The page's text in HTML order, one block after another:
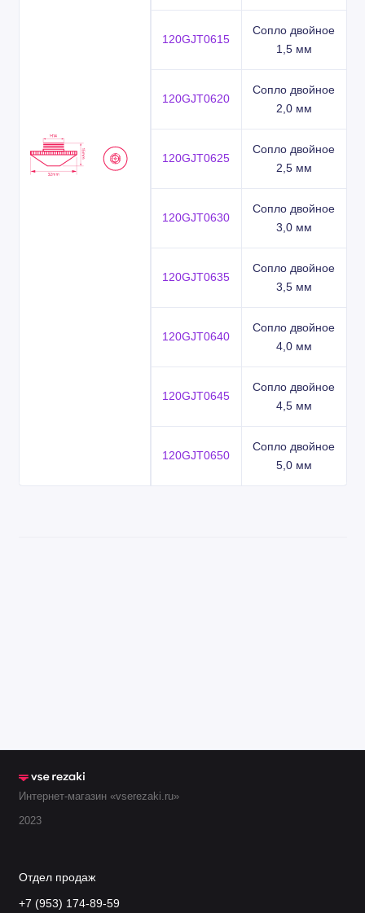
120GJT0615
Сопло двойное
1,5 мм
120GJT0620
Сопло двойное
2,0 мм
120GJT0625
Сопло двойное
2,5 мм
120GJT0630
Сопло двойное
3,0 мм
120GJT0635
Сопло двойное
3,5 мм
120GJT0640
Сопло двойное
4,0 мм
120GJT0645
Сопло двойное
4,5 мм
120GJT0650
Сопло двойное
5,0 мм
Интернет-магазин «vserezaki.ru»
2023
Отдел продаж
+7 (953) 174-89-59